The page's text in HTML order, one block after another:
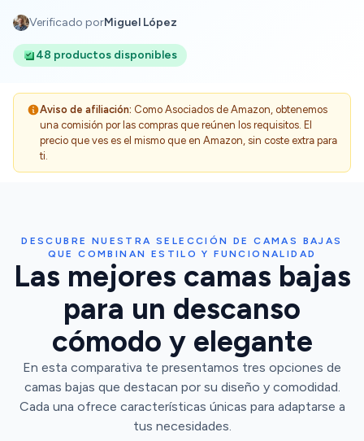
Verificado porMiguel López
48 productos disponibles
Aviso de afiliación: Como Asociados de Amazon, obtenemos
una comisión por las compras que reúnen los requisitos. El
precio que ves es el mismo que en Amazon, sin coste extra para
ti.
DESCUBRE NUESTRA SELECCIÓN DE CAMAS BAJAS
QUE COMBINAN ESTILO Y FUNCIONALIDAD
Las mejores camas bajas
para un descanso
cómodo y elegante
En esta comparativa te presentamos tres opciones de
camas bajas que destacan por su diseño y comodidad.
Cada una ofrece características únicas para adaptarse a
tus necesidades.